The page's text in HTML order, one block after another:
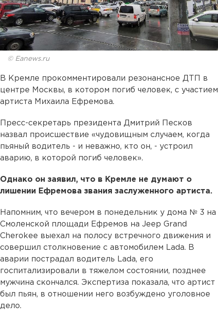
© Eanews.ru
В Кремле прокомментировали резонансное ДТП в
центре Москвы, в котором погиб человек, с участием
артиста Михаила Ефремова.
Пресс-секретарь президента Дмитрий Песков
назвал происшествие «чудовищным случаем, когда
пьяный водитель - и неважно, кто он, - устроил
аварию, в которой погиб человек».
Однако он заявил, что в Кремле не думают о
лишении Ефремова звания заслуженного артиста.
Напомним, что вечером в понедельник у дома № 3 на
Смоленской площади Ефремов на Jeep Grand
Cherokee выехал на полосу встречного движения и
совершил столкновение с автомобилем Lada. В
аварии пострадал водитель Lada, его
госпитализировали в тяжелом состоянии, позднее
мужчина скончался. Экспертиза показала, что артист
был пьян, в отношении него возбуждено уголовное
дело.